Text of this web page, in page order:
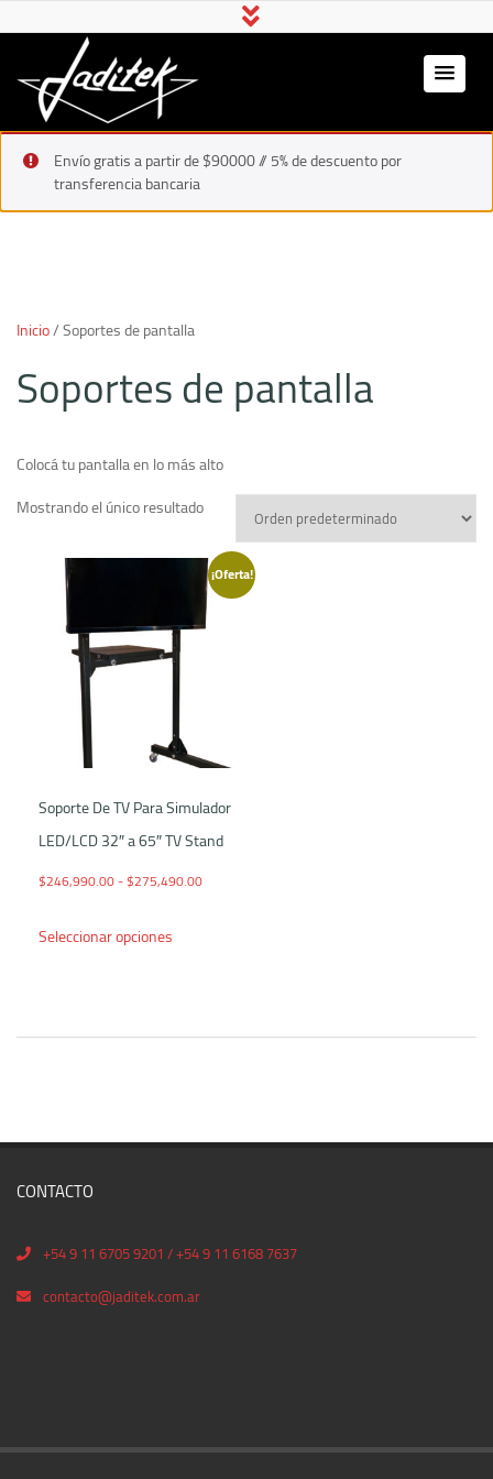
Jaditek
Gamer & Pro Hardware
Envío gratis a partir de $90000 // 5% de descuento por
transferencia bancaria
Inicio/ Soportes de pantalla
Soportes de pantalla
Colocá tu pantalla en lo más alto
Mostrando el único resultado
¡Oferta!
Soporte De TV Para Simulador
LED/LCD 32″ a 65″ TV Stand
$246,990.00-$275,490.00Rango de precios: desde $246,990.00 hasta
Seleccionar opciones
CONTACTO
+54 9 11 6705 9201 / +54 9 11 6168 7637
contacto@jaditek.com.ar